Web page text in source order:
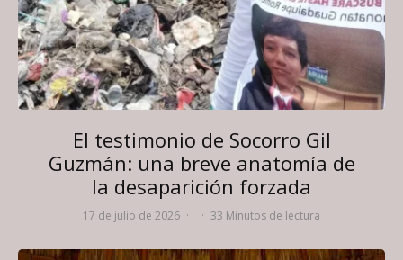
El testimonio de Socorro Gil
Guzmán: una breve anatomía de
la desaparición forzada
17 de julio de 2026 · · 33 Minutos de lectura